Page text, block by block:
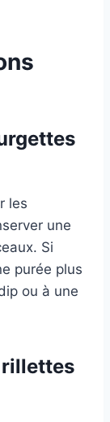
les
une
Si
purée plus
ou à une
rillettes